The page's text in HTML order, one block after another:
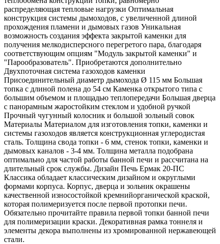
распределяющая тепловые нагрузки Оптимальная
конструкция системы дымоходов, с увеличенной длиной
прохождения пламени и дымовых газов Уникальная
возможность создания эффекта закрытой каменки для
получения мелкодисперсного перегретого пара, благодаря
соответствующим опциям "Модуль закрытой каменки" и
"Парообразователь". Приобретаются дополнительно
Двухпоточная система газоходов каменки
Присоединительный диаметр дымохода Ø 115 мм Большая
топка с длиной полена до 54 см Каменка открытого типа с
большим объемом и площадью теплопередачи Большая дверца
с панорамным жаростойким стеклом и удобной ручкой
Прочный чугунный колосник и большой зольный совок
Материалы Материалом для изготовления топки, каменки и
системы газоходов является конструкционная углеродистая
сталь. Толщина свода топки - 6 мм, стенок топки, каменки и
дымовых каналов - 3-4 мм. Толщина металла подобрана
оптимально для частой работы банной печи и рассчитана на
длительный срок службы. Дизайн Печь Ермак 20-ПС
Классика обладает классическим дизайном и округлыми
формами корпуса. Корпус, дверца и зольник окрашены
качественной износостойкой кремнийорганической краской,
которая полимеризуется после первой протопки печи.
Обязательно прочитайте правила первой топки банной печи
для полимеризации краски. Декоративная рамка тоннеля и
элементы декора выполнены из хромированной нержавеющей
стали.